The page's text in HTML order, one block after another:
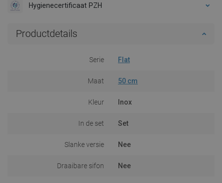
Hygienecertificaat PZH
Productdetails
Serie Flat
Maat 50 cm
Kleur Inox
In de set Set
Slanke versie Nee
Draaibare sifon Nee